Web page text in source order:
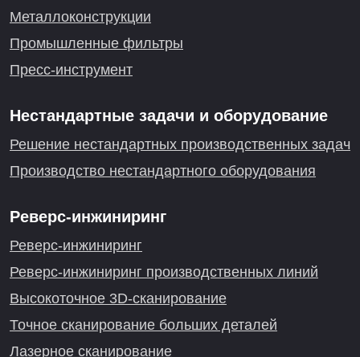
Металлоконструкции
Промышленные фильтры
Пресс-инструмент
Нестандартные задачи и оборудование
Решение нестандартных производственных задач
Производство нестандартного оборудования
Реверс-инжиниринг
Реверс-инжиниринг
Реверс-инжиниринг производственных линий
Высокоточное 3D-сканирование
Точное сканирование больших деталей
Лазерное сканирование